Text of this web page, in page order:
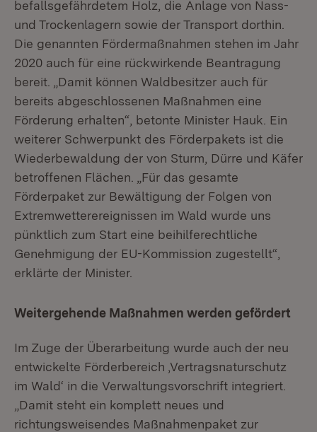
befallsgefährdetem Holz, die Anlage von Nass-
und Trockenlagern sowie der Transport dorthin.
Die genannten Fördermaßnahmen stehen im Jahr
2020 auch für eine rückwirkende Beantragung
bereit. „Damit können Waldbesitzer auch für
bereits abgeschlossenen Maßnahmen eine
Förderung erhalten“, betonte Minister Hauk. Ein
weiterer Schwerpunkt des Förderpakets ist die
Wiederbewaldung der von Sturm, Dürre und Käfer
betroffenen Flächen. „Für das gesamte
Förderpaket zur Bewältigung der Folgen von
Extremwetterereignissen im Wald wurde uns
pünktlich zum Start eine beihilferechtliche
Genehmigung der EU-Kommission zugestellt“,
erklärte der Minister.
Weitergehende Maßnahmen werden gefördert
Im Zuge der Überarbeitung wurde auch der neu
entwickelte Förderbereich ‚Vertragsnaturschutz
im Wald‘ in die Verwaltungsvorschrift integriert.
„Damit steht ein komplett neues und
richtungsweisendes Maßnahmenpaket zur